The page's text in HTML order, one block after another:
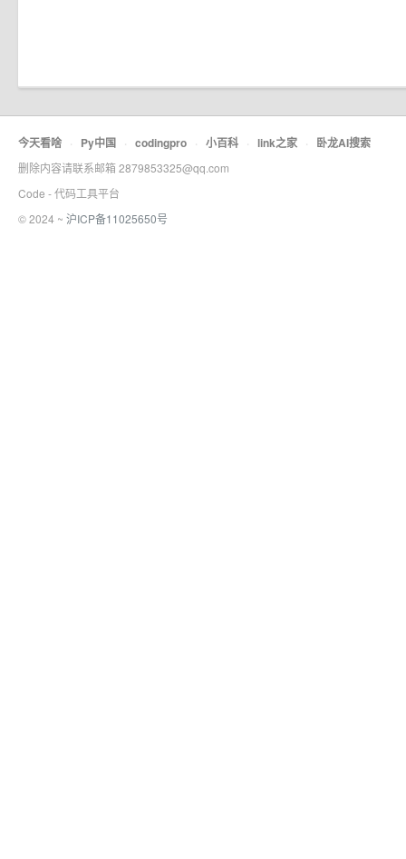
今天看啥 · Py中国 · codingpro · 小百科 · link之家 · 卧龙AI搜索
删除内容请联系邮箱 2879853325@qq.com
Code - 代码工具平台
© 2024 ~ 沪ICP备11025650号